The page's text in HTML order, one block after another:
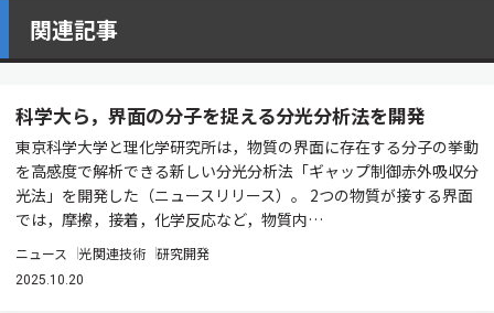
関連記事
科学大ら，界面の分子を捉える分光分析法を開発
東京科学大学と理化学研究所は，物質の界面に存在する分子の挙動
を高感度で解析できる新しい分光分析法「ギャップ制御赤外吸収分
光法」を開発した（ニュースリリース）。 2つの物質が接する界面
では，摩擦，接着，化学反応など，物質内…
ニュース 光関連技術 研究開発
2025.10.20